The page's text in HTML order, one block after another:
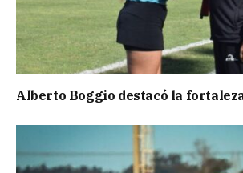
Alberto Boggio destacó la